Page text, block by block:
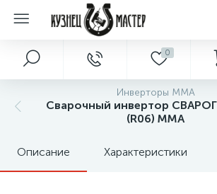
0
Инверторы MMA
Сварочный инвертор СВАРОГ
(R06) MMA
Описание Характеристики